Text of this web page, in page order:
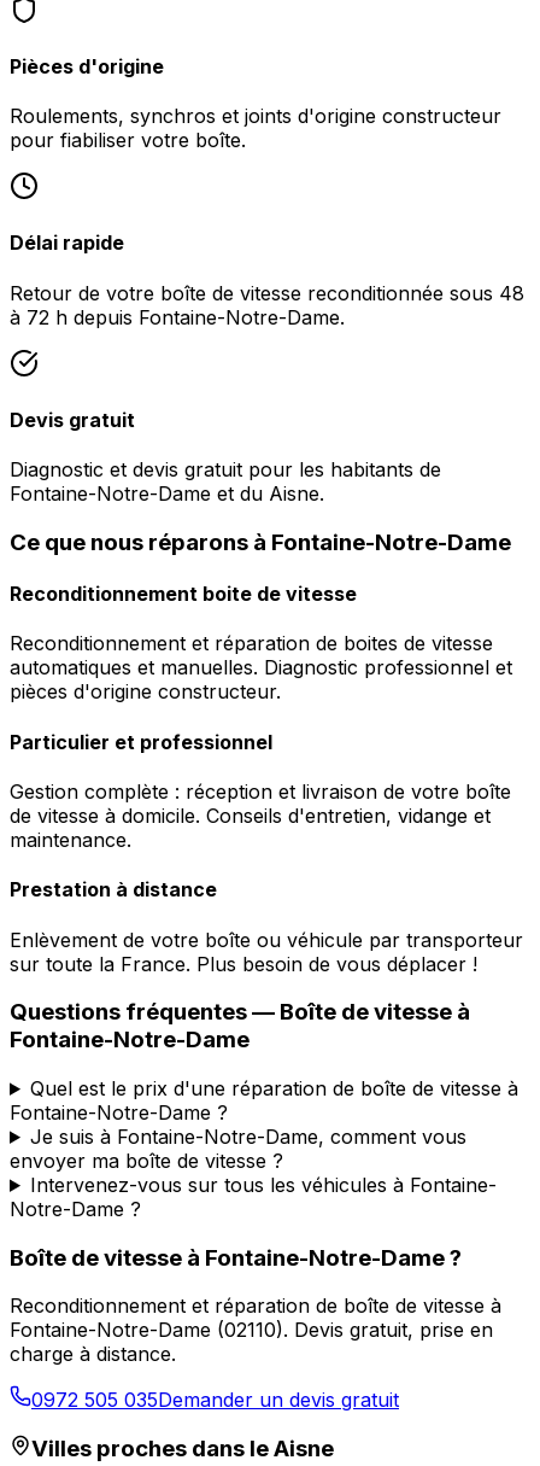
Pièces d'origine
Roulements, synchros et joints d'origine constructeur
pour fiabiliser votre boîte.
Délai rapide
Retour de votre boîte de vitesse reconditionnée sous 48
à 72 h depuis Fontaine-Notre-Dame.
Devis gratuit
Diagnostic et devis gratuit pour les habitants de
Fontaine-Notre-Dame et du Aisne.
Ce que nous réparons à Fontaine-Notre-Dame
Reconditionnement boite de vitesse
Reconditionnement et réparation de boites de vitesse
automatiques et manuelles. Diagnostic professionnel et
pièces d'origine constructeur.
Particulier et professionnel
Gestion complète : réception et livraison de votre boîte
de vitesse à domicile. Conseils d'entretien, vidange et
maintenance.
Prestation à distance
Enlèvement de votre boîte ou véhicule par transporteur
sur toute la France. Plus besoin de vous déplacer !
Questions fréquentes — Boîte de vitesse à
Fontaine-Notre-Dame
Quel est le prix d'une réparation de boîte de vitesse à
Fontaine-Notre-Dame ?
Je suis à Fontaine-Notre-Dame, comment vous
envoyer ma boîte de vitesse ?
Intervenez-vous sur tous les véhicules à Fontaine-
Notre-Dame ?
Boîte de vitesse à Fontaine-Notre-Dame?
Reconditionnement et réparation de boîte de vitesse à
Fontaine-Notre-Dame (02110). Devis gratuit, prise en
charge à distance.
0972 505 035Demander un devis gratuit
Villes proches dans leAisne